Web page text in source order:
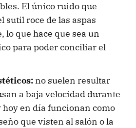
El único ruido que
sutil roce de las aspas
lo que hace que sea un
para poder conciliar el
no suelen resultar
a baja velocidad durante
hoy en día funcionan como
que visten al salón o la